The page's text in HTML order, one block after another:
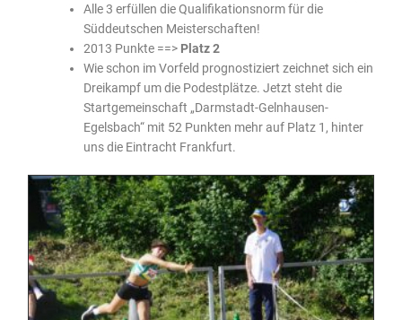
Alle 3 erfüllen die Qualifikationsnorm für die
Süddeutschen Meisterschaften!
2013 Punkte ==> Platz 2
Wie schon im Vorfeld prognostiziert zeichnet sich ein
Dreikampf um die Podestplätze. Jetzt steht die
Startgemeinschaft „Darmstadt-Gelnhausen-
Egelsbach“ mit 52 Punkten mehr auf Platz 1, hinter
uns die Eintracht Frankfurt.